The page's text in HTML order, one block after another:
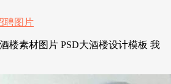
楼素材图片 PSD大酒楼设计模板 我